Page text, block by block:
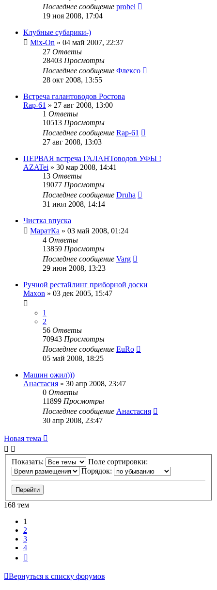
Последнее сообщение probel
19 ноя 2008, 17:04
Клубные субарики-)
Mix-On » 04 май 2007, 22:37
27 Ответы
28403 Просмотры
Последнее сообщение Флексо
28 окт 2008, 13:55
Встреча галантоводов Ростова
Rap-61 » 27 авг 2008, 13:00
1 Ответы
10513 Просмотры
Последнее сообщение Rap-61
27 авг 2008, 13:03
ПЕРВАЯ встреча ГАЛАНТоводов УФЫ !
AZATei » 30 мар 2008, 14:41
13 Ответы
19077 Просмотры
Последнее сообщение Druha
31 июл 2008, 14:14
Чистка впуска
МаратКа » 03 май 2008, 01:24
4 Ответы
13859 Просмотры
Последнее сообщение Varg
29 июн 2008, 13:23
Ручной рестайлинг приборной доски
Maxon » 03 дек 2005, 15:47
1
2
56 Ответы
70943 Просмотры
Последнее сообщение EuRo
05 май 2008, 18:25
Машин ожил)))
Анастасия » 30 апр 2008, 23:47
0 Ответы
11899 Просмотры
Последнее сообщение Анастасия
30 апр 2008, 23:47
Новая тема
Показать:
Поле сортировки:
Порядок:
168 тем
1
2
3
4
Вернуться к списку форумов